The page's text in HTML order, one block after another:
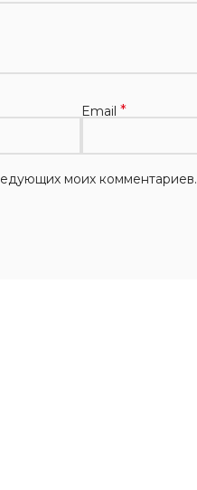
Email *
моих комментариев.